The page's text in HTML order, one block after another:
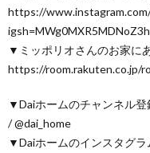
https://
▼ミッポリオさんのお家に
https://room.rakuten.co.jp/
▼Daiホームのチャンネル登
/ @dai_home
▼Daiホームのインスタグラ